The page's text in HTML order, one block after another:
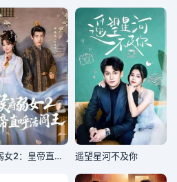
侯府弱女2：皇帝直呼活阎王 遥望星河不及你